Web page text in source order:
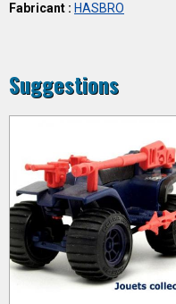
Fabricant : HASBRO
Suggestions